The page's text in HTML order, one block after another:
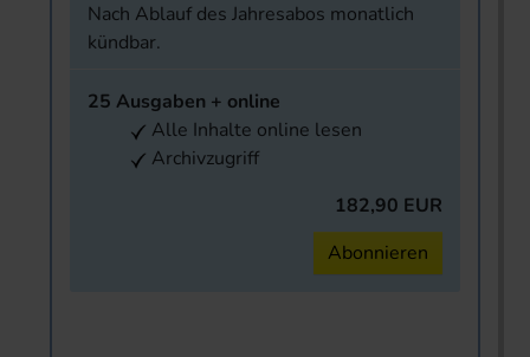
Nach Ablauf des Jahresabos monatlich
kündbar.
25 Ausgaben + online
Alle Inhalte online lesen
Archivzugriff
182,90 EUR
Abonnieren